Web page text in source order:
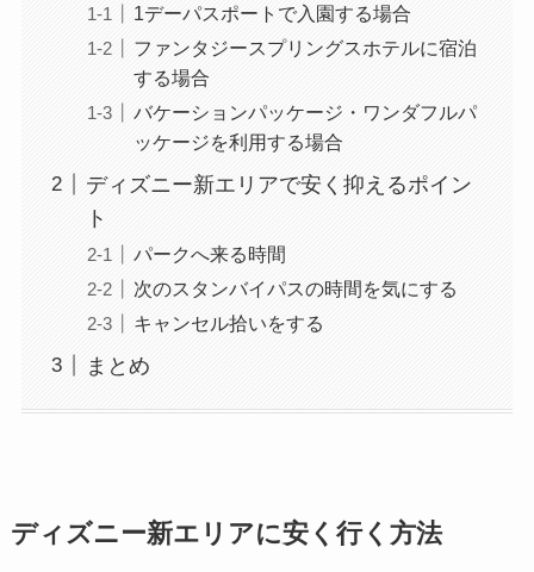
1デーパスポートで入園する場合
ファンタジースプリングスホテルに宿泊
する場合
バケーションパッケージ・ワンダフルパ
ッケージを利用する場合
ディズニー新エリアで安く抑えるポイン
ト
パークへ来る時間
次のスタンバイパスの時間を気にする
キャンセル拾いをする
まとめ
ディズニー新エリアに安く行く方法